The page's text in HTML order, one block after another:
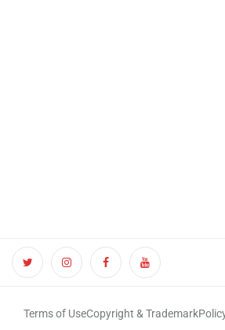
Terms of UseCopyright & Trademark